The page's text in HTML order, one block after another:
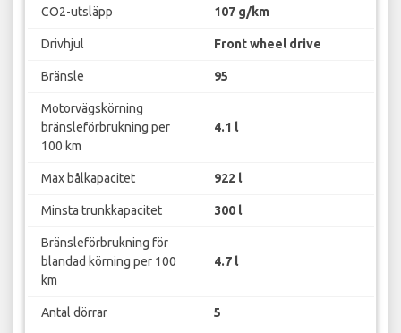
CO2-utsläpp 107 g/km
Drivhjul Front wheel drive
Bränsle 95
Motorvägskörning
bränsleförbrukning per
100 km
4.1 l
Max bålkapacitet 922 l
Minsta trunkkapacitet 300 l
Bränsleförbrukning för
blandad körning per 100
km
4.7 l
Antal dörrar 5